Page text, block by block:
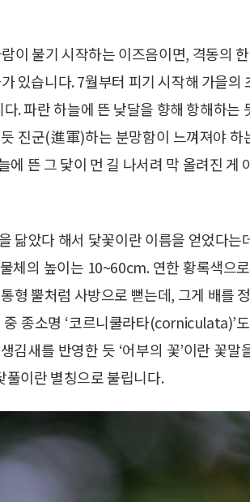
이 불기 시작하는 이즈음이면, 격동의
있습니다. 7월부터 피기 시작해 가을의
. 파란 하늘에 뜬 낮달을 향해 항해하는
진군(進軍)하는 분망함이 느껴져야 하
에 뜬 그 닻이 먼 길 나서려 막 올려진 게
닮았다 해서 닻꽃이란 이름을 얻었다는
체의 높이는 10~60cm. 연한 황록색으
형 뿔처럼 사방으로 뻗는데, 그게 배를
종소명 ‘코르니쿨라타(corniculata)’
김새를 반영한 듯 ‘어부의 꽃’이란 꽃말
풀이란 별칭으로 불립니다.